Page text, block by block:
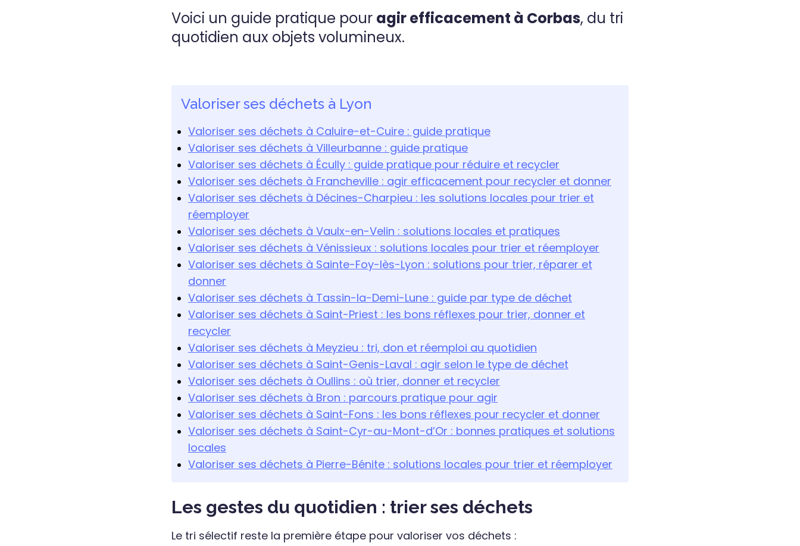
Voici un guide pratique pour agir efficacement à Corbas, du tri
quotidien aux objets volumineux.
Valoriser ses déchets à Lyon
Valoriser ses déchets à Caluire-et-Cuire : guide pratique
Valoriser ses déchets à Villeurbanne : guide pratique
Valoriser ses déchets à Écully : guide pratique pour réduire et recycler
Valoriser ses déchets à Francheville : agir efficacement pour recycler et donner
Valoriser ses déchets à Décines-Charpieu : les solutions locales pour trier et
réemployer
Valoriser ses déchets à Vaulx-en-Velin : solutions locales et pratiques
Valoriser ses déchets à Vénissieux : solutions locales pour trier et réemployer
Valoriser ses déchets à Sainte-Foy-lès-Lyon : solutions pour trier, réparer et
donner
Valoriser ses déchets à Tassin-la-Demi-Lune : guide par type de déchet
Valoriser ses déchets à Saint-Priest : les bons réflexes pour trier, donner et
recycler
Valoriser ses déchets à Meyzieu : tri, don et réemploi au quotidien
Valoriser ses déchets à Saint-Genis-Laval : agir selon le type de déchet
Valoriser ses déchets à Oullins : où trier, donner et recycler
Valoriser ses déchets à Bron : parcours pratique pour agir
Valoriser ses déchets à Saint-Fons : les bons réflexes pour recycler et donner
Valoriser ses déchets à Saint-Cyr-au-Mont-d’Or : bonnes pratiques et solutions
locales
Valoriser ses déchets à Pierre-Bénite : solutions locales pour trier et réemployer
Les gestes du quotidien : trier ses déchets
Le tri sélectif reste la première étape pour valoriser vos déchets :